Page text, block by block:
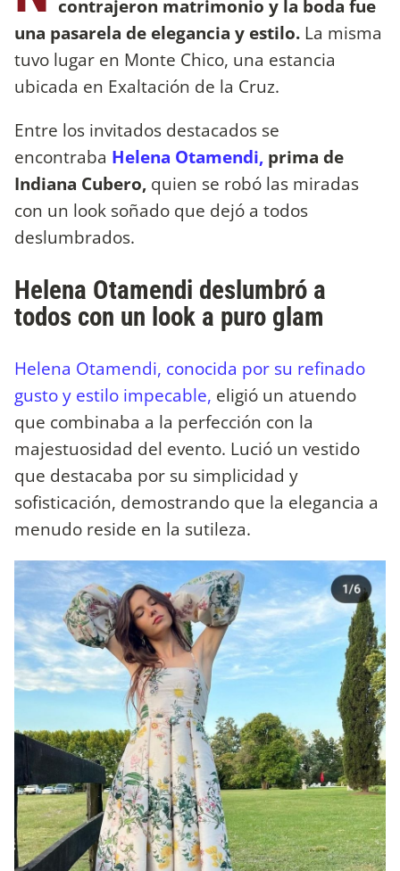
contrajeron matrimonio y la boda fue
una pasarela de elegancia y estilo. La misma
tuvo lugar en Monte Chico, una estancia
ubicada en Exaltación de la Cruz.
Entre los invitados destacados se
encontraba Helena Otamendi, prima de
Indiana Cubero, quien se robó las miradas
con un look soñado que dejó a todos
deslumbrados.
Helena Otamendi deslumbró a
todos con un look a puro glam
Helena Otamendi, conocida por su refinado
gusto y estilo impecable, eligió un atuendo
que combinaba a la perfección con la
majestuosidad del evento. Lució un vestido
que destacaba por su simplicidad y
sofisticación, demostrando que la elegancia a
menudo reside en la sutileza.